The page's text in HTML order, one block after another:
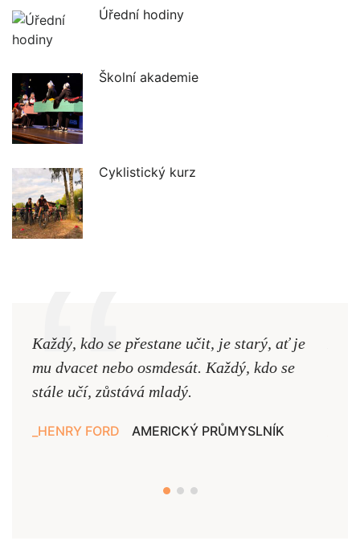
Úřední hodiny
Školní akademie
Cyklistický kurz
Každý, kdo se přestane učit, je starý, ať je
mu dvacet nebo osmdesát. Každý, kdo se
stále učí, zůstává mladý.
HENRY FORD AMERICKÝ PRŮMYSLNÍK